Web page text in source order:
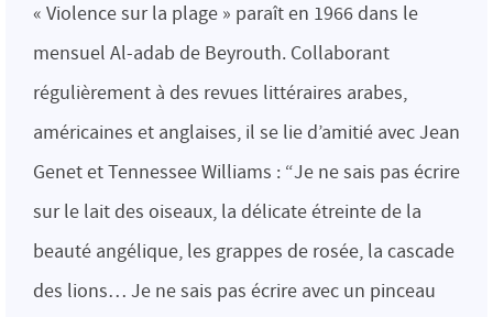
« Violence sur la plage » paraît en 1966 dans le
mensuel Al-adab de Beyrouth. Collaborant
régulièrement à des revues littéraires arabes,
américaines et anglaises, il se lie d’amitié avec Jean
Genet et Tennessee Williams : “Je ne sais pas écrire
sur le lait des oiseaux, la délicate étreinte de la
beauté angélique, les grappes de rosée, la cascade
des lions… Je ne sais pas écrire avec un pinceau